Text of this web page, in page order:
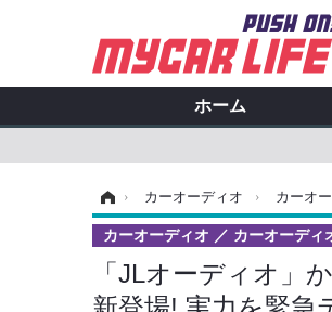
ホーム
› カーオーディオ › カーオ
「JLオーディオ」
カーオーディオ カーオーディ